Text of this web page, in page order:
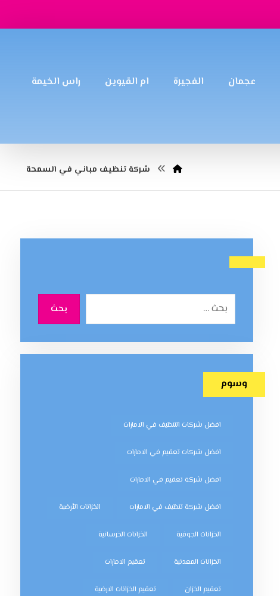
عجمان الفجيرة ام القيوين راس الخيمة
شركة تنظيف مباني في السمحة
بحث
وسوم
افضل شركات التنظيف في الامارات
افضل شركات تعقيم في الامارات
افضل شركة تعقيم في الامارات
افضل شركة تنظيف في الامارات الخزانات الأرضية
الخزانات الجوفية الخزانات الخرسانية
الخزانات المعدنية تعقيم الامارات
تعقيم الخزان تعقيم الخزانات الارضية